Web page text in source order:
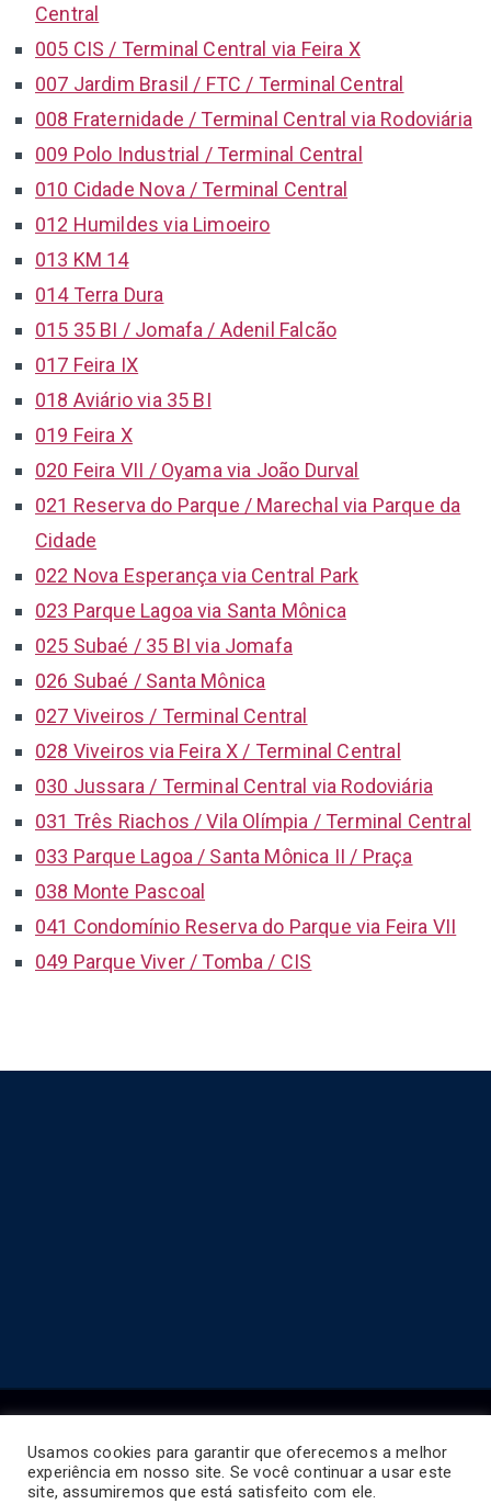
Central
005 CIS / Terminal Central via Feira X
007 Jardim Brasil / FTC / Terminal Central
008 Fraternidade / Terminal Central via Rodoviária
009 Polo Industrial / Terminal Central
010 Cidade Nova / Terminal Central
012 Humildes via Limoeiro
013 KM 14
014 Terra Dura
015 35 BI / Jomafa / Adenil Falcão
017 Feira IX
018 Aviário via 35 BI
019 Feira X
020 Feira VII / Oyama via João Durval
021 Reserva do Parque / Marechal via Parque da
Cidade
022 Nova Esperança via Central Park
023 Parque Lagoa via Santa Mônica
025 Subaé / 35 BI via Jomafa
026 Subaé / Santa Mônica
027 Viveiros / Terminal Central
028 Viveiros via Feira X / Terminal Central
030 Jussara / Terminal Central via Rodoviária
031 Três Riachos / Vila Olímpia / Terminal Central
033 Parque Lagoa / Santa Mônica II / Praça
038 Monte Pascoal
041 Condomínio Reserva do Parque via Feira VII
049 Parque Viver / Tomba / CIS
Copyright © 2026 Horário de Ônibus BR
Usamos cookies para garantir que oferecemos a melhor
experiência em nosso site. Se você continuar a usar este
site, assumiremos que está satisfeito com ele.